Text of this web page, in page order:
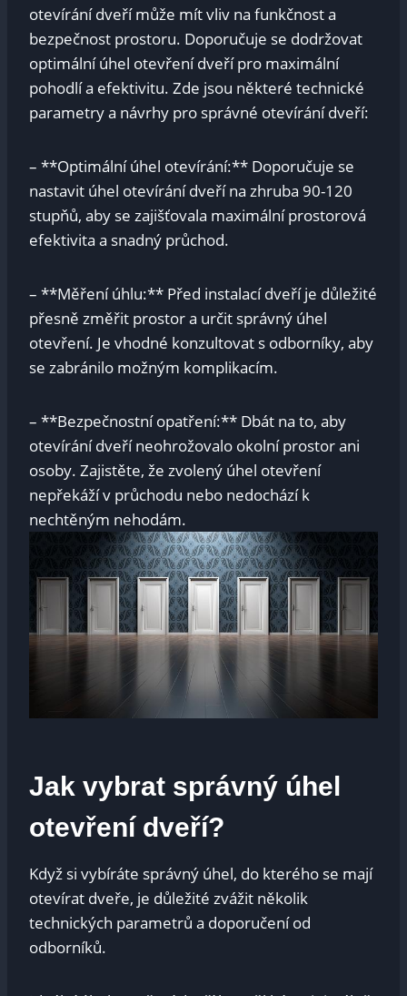
otevírání dveří​ může mít vliv na funkčnost a
bezpečnost⁣ prostoru.⁤ Doporučuje se dodržovat
optimální úhel otevření dveří⁤ pro maximální
pohodlí a efektivitu. Zde jsou některé technické
parametry a návrhy pro správné ‍otevírání dveří:
– **Optimální úhel otevírání:** Doporučuje se
nastavit ⁢úhel otevírání dveří na‌ zhruba 90-120
‌stupňů, ‍aby se zajišťovala maximální‍ prostorová
efektivita a snadný průchod.
– **Měření úhlu:** Před‍ instalací ⁣dveří je ‌důležité
přesně změřit prostor a určit⁢ správný⁤ úhel
otevření.⁢ Je⁢ vhodné ‍konzultovat s odborníky, aby
se zabránilo možným komplikacím.
– **Bezpečnostní opatření:** ​Dbát ⁤na to, aby
otevírání dveří neohrožovalo okolní prostor ani
osoby. Zajistěte, že zvolený úhel otevření
nepřekáží v průchodu nebo nedochází‌ k
nechtěným nehodám.
Jak ​vybrat správný ​úhel
otevření ⁢dveří?
Když si‌ vybíráte správný úhel, do kterého se ⁣mají
otevírat dveře, je ​důležité zvážit několik
technických parametrů a doporučení od
odborníků.